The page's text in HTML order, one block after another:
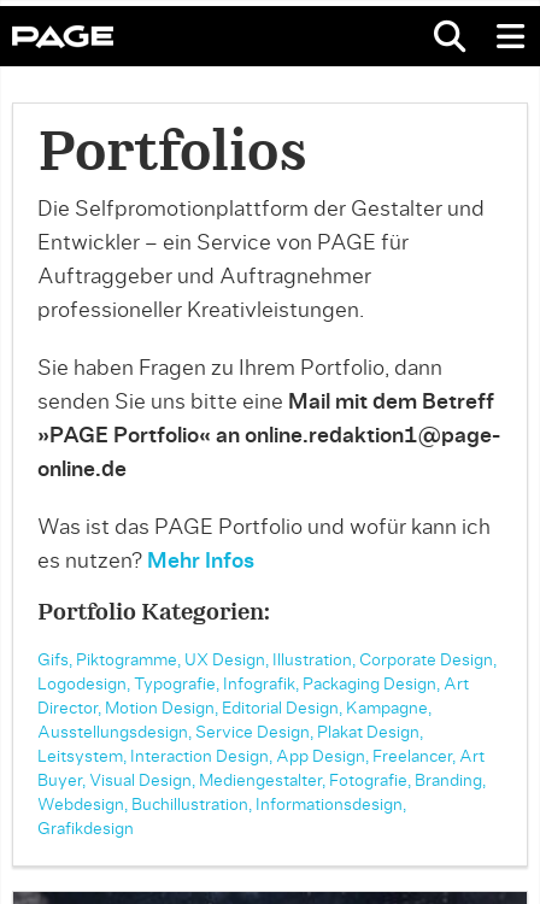
Portfolios
Die Selfpromotionplattform der Gestalter und
Entwickler – ein Service von PAGE für
Auftraggeber und Auftragnehmer
professioneller Kreativleistungen.
Sie haben Fragen zu Ihrem Portfolio, dann
senden Sie uns bitte eine Mail mit dem Betreff
»PAGE Portfolio« an online.redaktion1@page-
online.de
Was ist das PAGE Portfolio und wofür kann ich
es nutzen? Mehr Infos
Portfolio Kategorien:
Gifs, Piktogramme, UX Design, Illustration, Corporate Design,
Logodesign,
Typografie, Infografik, Packaging Design, Art
Director, Motion Design, Editorial Design, Kampagne,
Ausstellungsdesign, Service Design, Plakat Design,
Leitsystem, Interaction Design, App Design, Freelancer, Art
Buyer, Visual Design, Mediengestalter, Fotografie, Branding,
Webdesign, Buchillustration, Informationsdesign,
Grafikdesign